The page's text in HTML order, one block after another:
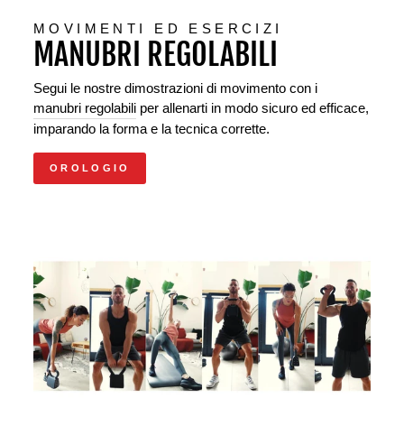
MOVIMENTI ED ESERCIZI
MANUBRI REGOLABILI
Segui le nostre dimostrazioni di movimento con i
manubri regolabili per allenarti in modo sicuro ed efficace,
imparando la forma e la tecnica corrette.
OROLOGIO